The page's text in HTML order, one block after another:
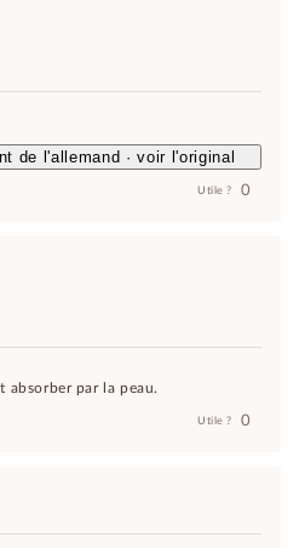
de l'allemand · voir l'original
Utile ? 0
absorber par la peau.
Utile ? 0